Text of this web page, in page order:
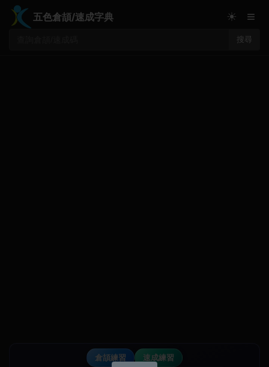
五色倉頡/速成字典
搜尋
☀ ≡
倉頡練習
速成練習